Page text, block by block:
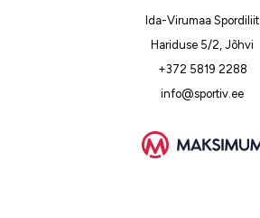
Ida-Virumaa Spordiliit
Hariduse 5/2, Jõhvi
+372 5819 2288
info@sportiv.ee